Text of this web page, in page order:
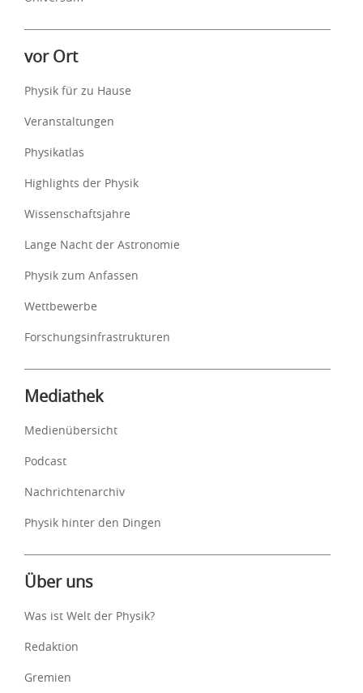
vor Ort
Physik für zu Hause
Veranstaltungen
Physikatlas
Highlights der Physik
Wissenschaftsjahre
Lange Nacht der Astronomie
Physik zum Anfassen
Wettbewerbe
Forschungsinfrastrukturen
Mediathek
Medienübersicht
Podcast
Nachrichtenarchiv
Physik hinter den Dingen
Über uns
Was ist Welt der Physik?
Redaktion
Gremien